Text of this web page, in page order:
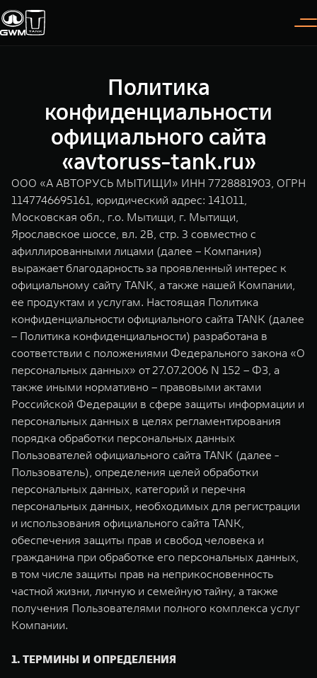
Модели
TANK 300
Следуй за открытиями
от 3 999 000 ₽
TANK 400
За пределы возможного
от 5 599 000 ₽
TANK 500
Веди за собой
от 6 499 000 ₽
TANK 700
Сила признания
от 10 199 000 ₽
WEY 07
Расширяя границы комфорта
от 6 149 000 ₽
WEY 05
Эстетика нового времени
от 5 699 000 ₽
Масштаб возможностей Масштаб возможностей
Покупателям
ВЫБОР АВТОМОБИЛЯ
Спецпредложения
Конфигуратор
Тест-драйв
Зарядные станции
ПОКУПКА АВТОМОБИЛЯ
TANK Финансы
Корпоративным клиентам
TANK ФИНАНСЫ
TANK Кредит
TANK Лизинг
TANK Страхование
Владельцам
ГАРАНТИЯ И ПОДДЕРЖКА
Помощь на дороге
СЕРВИС
Калькулятор ТО
Нулевое ТО
Сервис
Специальные предложения
Моторные масла
ЦИФРОВЫЕ СЕРВИСЫ TANK
Цифровые сервисы TANK
Подписки
О дилере
ИНФОРМАЦИЯ
35 лет GWM
GWM ТЕХ ДЕНЬ
Новости
Политика
конфиденциальности
официального сайта
«avtoruss-tank.ru»
ООО «А АВТОРУСЬ МЫТИЩИ» ИНН 7728881903, ОГРН
1147746695161, юридический адрес: 141011,
Московская обл., г.о. Мытищи, г. Мытищи,
Ярославское шоссе, вл. 2В, стр. 3 совместно с
афиллированными лицами (далее – Компания)
выражает благодарность за проявленный интерес к
официальному сайту TANK, а также нашей Компании,
ее продуктам и услугам. Настоящая Политика
конфиденциальности официального сайта TANK (далее
– Политика конфиденциальности) разработана в
соответствии с положениями Федерального закона «О
персональных данных» от 27.07.2006 N 152 – ФЗ, а
также иными нормативно – правовыми актами
Российской Федерации в сфере защиты информации и
персональных данных в целях регламентирования
порядка обработки персональных данных
Пользователей официального сайта TANK (далее -
Пользователь), определения целей обработки
персональных данных, категорий и перечня
персональных данных, необходимых для регистрации
и использования официального сайта TANK,
обеспечения защиты прав и свобод человека и
гражданина при обработке его персональных данных,
в том числе защиты прав на неприкосновенность
частной жизни, личную и семейную тайну, а также
получения Пользователями полного комплекса услуг
Компании.
1. ТЕРМИНЫ И ОПРЕДЕЛЕНИЯ